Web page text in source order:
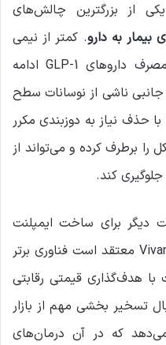
از بزرگترین چالش‌های
بیمار به دارو. کمتر از نیمی
از بیماران پس از یک سال به مصرف داروهای GLP-1 ادامه
ناشی از نوسانات سطح
دارو در بدن است. ایمپلنت Vivani با حذف نیاز به دوزبندی مکرر
برطرف کرده و می‌تواند از
کند.
دیگر برای ساخت ایمپلنت
GLP-1 توسط FDA رد شده بود، Vivani معتقد است فناوری برتر
هدف‌گذاری قیمتی رقابتی
تسخیر بخشی مهم از بازار
که در آن درمان‌های